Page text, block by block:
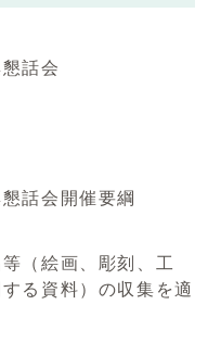
話会
話会開催要綱
（絵画、彫刻、工
る資料）の収集を適